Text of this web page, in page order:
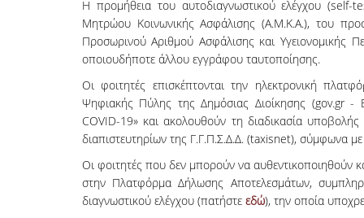
Η προμήθεια του αυτοδιαγνωστικού ελέγχου (self-
Μητρώου Κοινωνικής Ασφάλισης (Α.Μ.Κ.Α.), του
Προσωρινού Αριθμού Ασφάλισης και Υγειονομικής
οποιουδήποτε άλλου εγγράφου ταυτοποίησης.
Οι φοιτητές επισκέπτονται την ηλεκτρονική
Ψηφιακής Πύλης της Δημόσιας Διοίκησης (gov.gr -
COVID-19» και ακολουθούν τη διαδικασία
διαπιστευτηρίων της Γ.Γ.Π.Σ.Δ.Δ. (taxisnet), σύμφωνα
Οι φοιτητές που δεν μπορούν να αυθεντικοποιηθούν
στην Πλατφόρμα Δήλωσης Αποτελεσμάτων,
διαγνωστικού ελέγχου (πατήστε εδώ), την οποία